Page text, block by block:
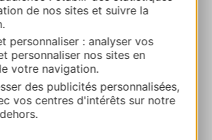
de nos sites et suivre la
personnaliser : analyser vos
personnaliser nos sites en
votre navigation.
des publicités personnalisées,
vos centres d'intérêts sur notre
de Gabriac 12340 BOZOULS
uw route